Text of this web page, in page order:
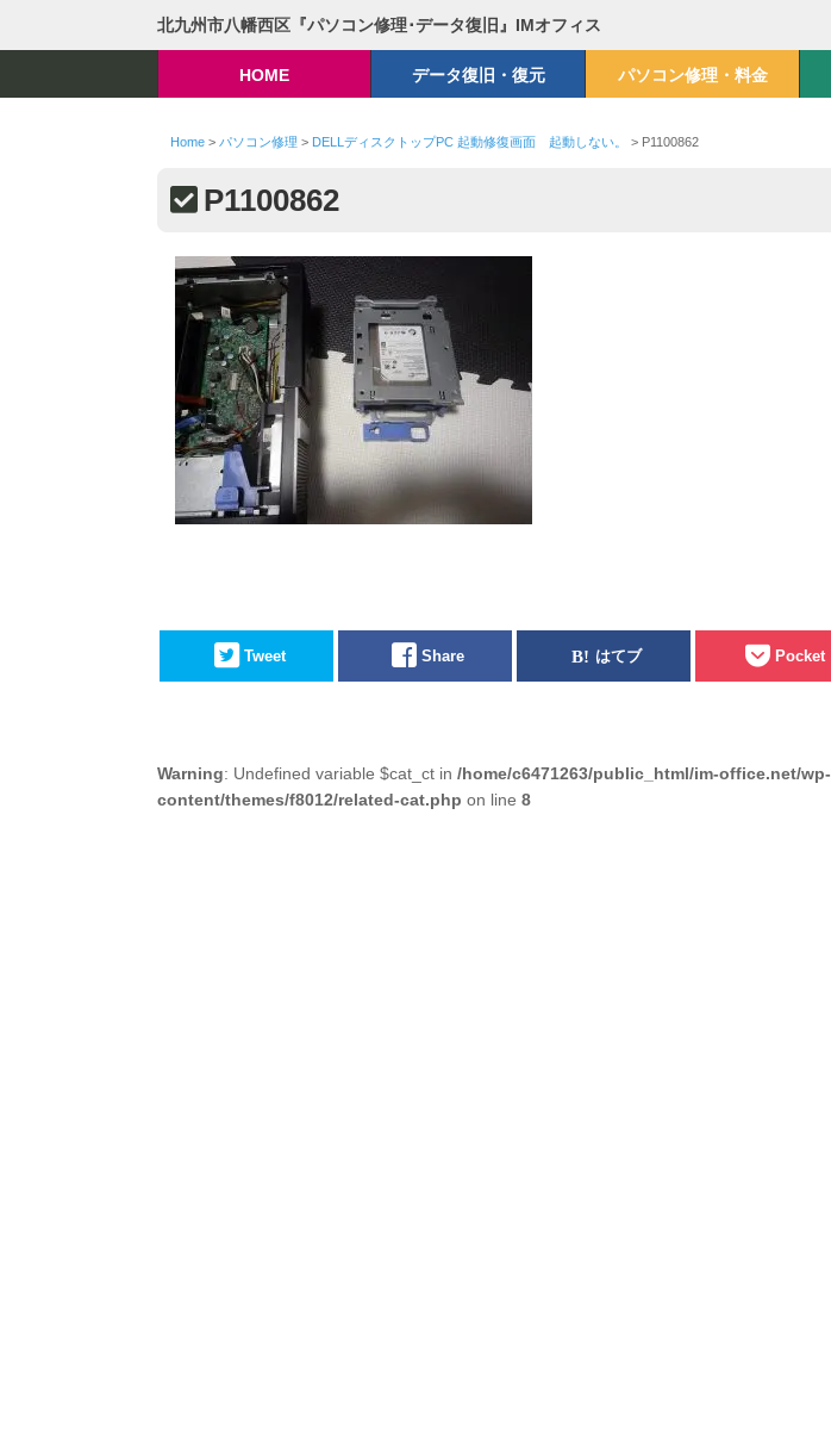
北九州市八幡西区『パソコン修理･データ復旧』IMオフィス
HOME データ復旧・復元 パソコン修理・料金
Home> パソコン修理 > DELLディスクトップPC 起動修復画面 起動しない。 > P1100862
P1100862
Tweet Share はてブ Pocket
Warning: Undefined variable $cat_ct in /home/c6471263/public_html/im-office.net/wp-
content/themes/f8012/related-cat.php on line 8